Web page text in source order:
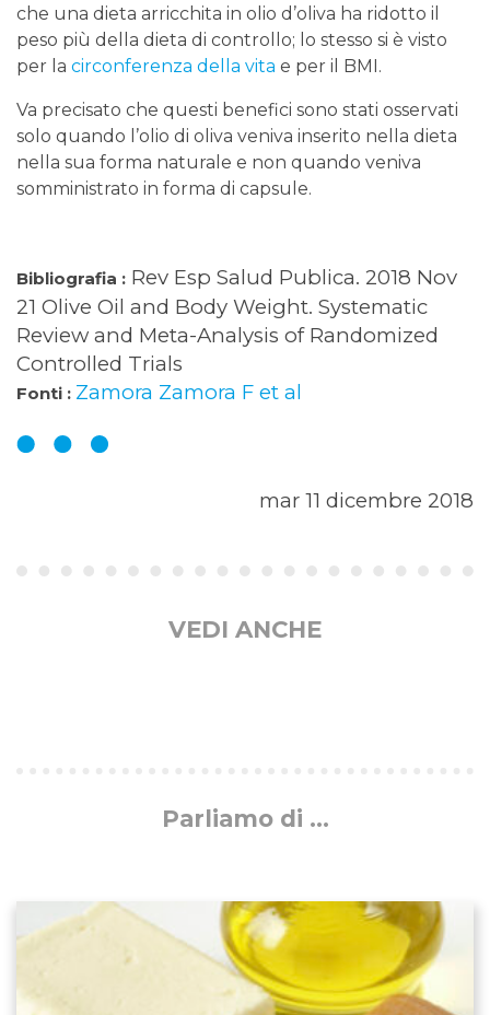
che una dieta arricchita in olio d’oliva ha ridotto il
peso più della dieta di controllo; lo stesso si è visto
per la circonferenza della vita e per il BMI.
Va precisato che questi benefici sono stati osservati
solo quando l’olio di oliva veniva inserito nella dieta
nella sua forma naturale e non quando veniva
somministrato in forma di capsule.
Bibliografia : Rev Esp Salud Publica. 2018 Nov
21 Olive Oil and Body Weight. Systematic
Review and Meta-Analysis of Randomized
Controlled Trials
Fonti : Zamora Zamora F et al
mar 11 dicembre 2018
VEDI ANCHE
Parliamo di ...